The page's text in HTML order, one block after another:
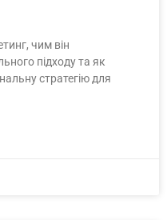
чим він
підходу та як
стратегію для